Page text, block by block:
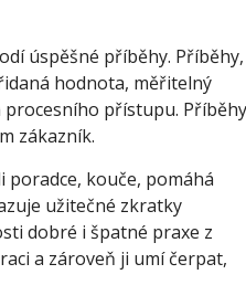
úspěšné příběhy. Příběhy,
hodnota, měřitelný
procesního přístupu.
zákazník.
kouče, pomáhá
užitečné zkratky
dobré i špatné praxe z
a zároveň ji umí čerpat,